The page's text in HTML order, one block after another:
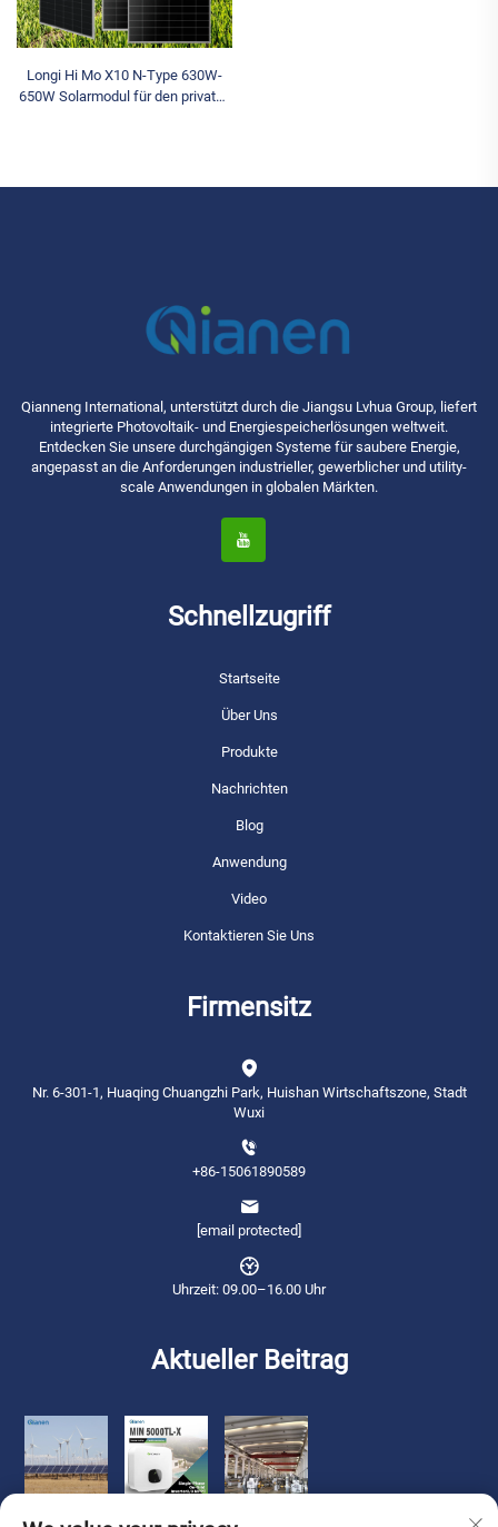
Longi Hi Mo X10 N-Type 630W-
650W Solarmodul für den privaten
Qianneng International, unterstützt durch die Jiangsu Lvhua Group, liefert
integrierte Photovoltaik- und Energiespeicherlösungen weltweit.
Entdecken Sie unsere durchgängigen Systeme für saubere Energie,
angepasst an die Anforderungen industrieller, gewerblicher und utility-
scale Anwendungen in globalen Märkten.
Schnellzugriff
Startseite
Über Uns
Produkte
Nachrichten
Blog
Anwendung
Video
Kontaktieren Sie Uns
Firmensitz
Nr. 6-301-1, Huaqing Chuangzhi Park, Huishan Wirtschaftszone, Stadt
Wuxi
+86-15061890589
[email protected]
Uhrzeit: 09.00–16.00 Uhr
Aktueller Beitrag